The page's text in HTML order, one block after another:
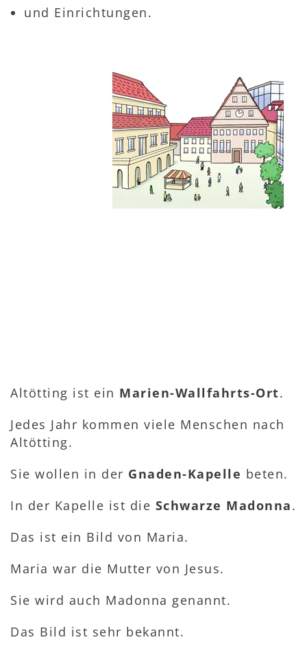
und Einrichtungen.
Altötting ist ein Marien-Wallfahrts-Ort.
Jedes Jahr kommen viele Menschen nach
Altötting.
Sie wollen in der Gnaden-Kapelle beten.
In der Kapelle ist die Schwarze Madonna.
Das ist ein Bild von Maria.
Maria war die Mutter von Jesus.
Sie wird auch Madonna genannt.
Das Bild ist sehr bekannt.